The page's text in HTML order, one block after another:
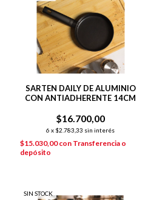
SARTEN DAILY DE ALUMINIO
CON ANTIADHERENTE 14CM
$16.700,00
6 x $2.783,33 sin interés
$15.030,00con Transferencia o
depósito
SIN STOCK